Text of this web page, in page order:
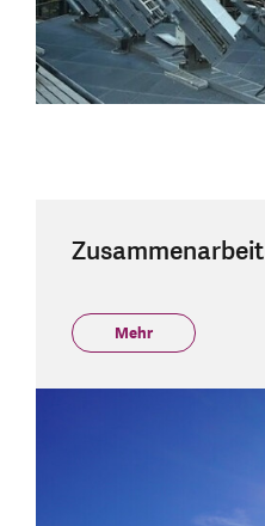
Zusammenarbeit
Mehr